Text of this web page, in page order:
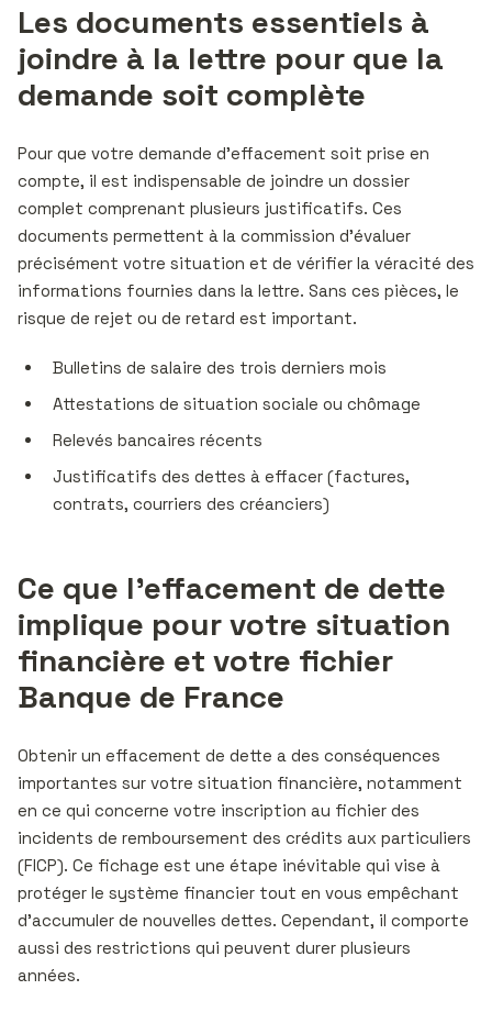
Les documents essentiels à
joindre à la lettre pour que la
demande soit complète
Pour que votre demande d’effacement soit prise en
compte, il est indispensable de joindre un dossier
complet comprenant plusieurs justificatifs. Ces
documents permettent à la commission d’évaluer
précisément votre situation et de vérifier la véracité des
informations fournies dans la lettre. Sans ces pièces, le
risque de rejet ou de retard est important.
Bulletins de salaire des trois derniers mois
Attestations de situation sociale ou chômage
Relevés bancaires récents
Justificatifs des dettes à effacer (factures,
contrats, courriers des créanciers)
Ce que l’effacement de dette
implique pour votre situation
financière et votre fichier
Banque de France
Obtenir un effacement de dette a des conséquences
importantes sur votre situation financière, notamment
en ce qui concerne votre inscription au fichier des
incidents de remboursement des crédits aux particuliers
(FICP). Ce fichage est une étape inévitable qui vise à
protéger le système financier tout en vous empêchant
d’accumuler de nouvelles dettes. Cependant, il comporte
aussi des restrictions qui peuvent durer plusieurs
années.